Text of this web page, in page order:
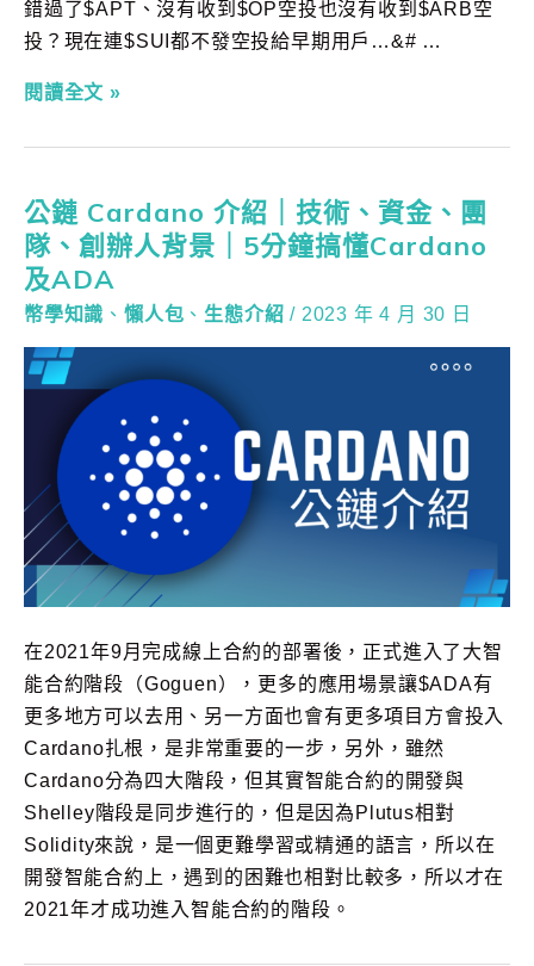
錯過了$APT、沒有收到$OP空投也沒有收到$ARB空
投？現在連$SUI都不發空投給早期用戶…&# …
閱讀全文 »
公鏈 Cardano 介紹｜技術、資金、團
隊、創辦人背景｜5分鐘搞懂Cardano
及ADA
幣學知識 、懶人包 、 生態介紹 / 2023 年 4 月 30 日
在2021年9月完成線上合約的部署後，正式進入了大智
能合約階段（Goguen），更多的應用場景讓$ADA有
更多地方可以去用、另一方面也會有更多項目方會投入
Cardano扎根，是非常重要的一步，另外，雖然
Cardano分為四大階段，但其實智能合約的開發與
Shelley階段是同步進行的，但是因為Plutus相對
Solidity來說，是一個更難學習或精通的語言，所以在
開發智能合約上，遇到的困難也相對比較多，所以才在
2021年才成功進入智能合約的階段。